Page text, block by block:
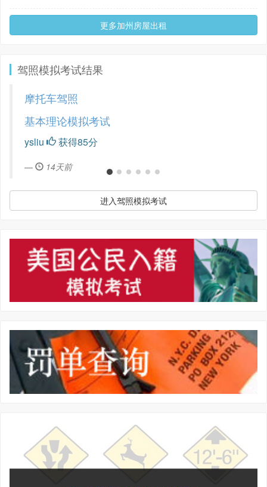
更多加州房屋出租
驾照模拟考试结果
摩托车驾照
基本理论模拟考试
ysliu 获得85分
14天前
进入驾照模拟考试